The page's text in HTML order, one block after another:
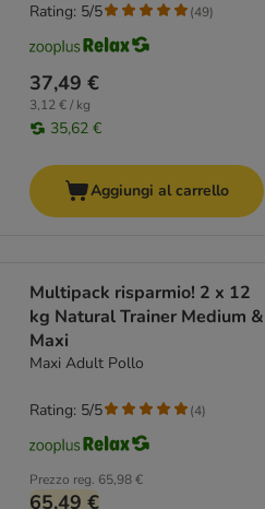
37,49 €
3,12 € / kg
35,62 €
Rating: 5/5 (49)
Aggiungi al carrello
Multipack risparmio! 2 x 12
kg Natural Trainer Medium &
Maxi
Maxi Adult Pollo
Prezzo reg. 65,98 €
65,49 €
Rating: 5/5 (4)